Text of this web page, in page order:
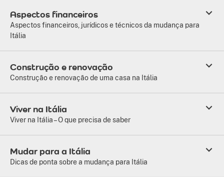
Aspectos financeiros
Aspectos financeiros, jurídicos e técnicos da mudança para
Itália
Construção e renovação
Construção e renovação de uma casa na Itália
Viver na Itália
Viver na Itália – O que precisa de saber
Mudar para a Itália
Dicas de ponta sobre a mudança para Itália